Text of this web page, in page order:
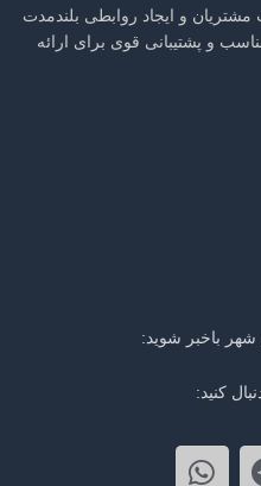
و ایجاد روابطی بلندمدت
و پشتیبانی قوی برای ارائه
شهر باخبر شوید:
کنید: